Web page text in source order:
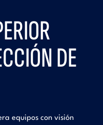
DE
equipos con visión